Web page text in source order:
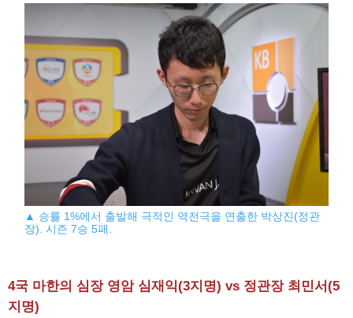
▲ 승률 1%에서 출발해 극적인 역전극을 연출한 박상진(정관
장). 시즌 7승 5패.
4국 마한의 심장 영암 심재익(3지명) vs 정관장 최민서(5
지명)